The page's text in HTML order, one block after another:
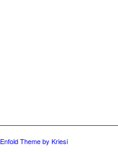
Enfold Theme by Kriesi